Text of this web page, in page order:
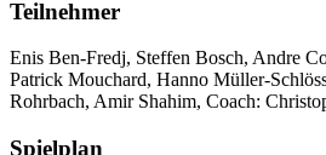
Teilnehmer
Enis Ben-Fredj, Steffen Bosch, Andre
Patrick Mouchard, Hanno Müller-
Rohrbach, Amir Shahim, Coach:
Spielplan